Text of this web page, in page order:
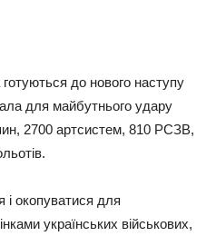
готуються до нового наступу
для майбутнього удару
2700 артсистем, 810 РСЗВ,
і окопуватися для
українських військових,